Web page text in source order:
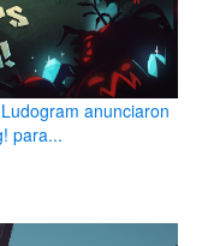
anunciaron
para...